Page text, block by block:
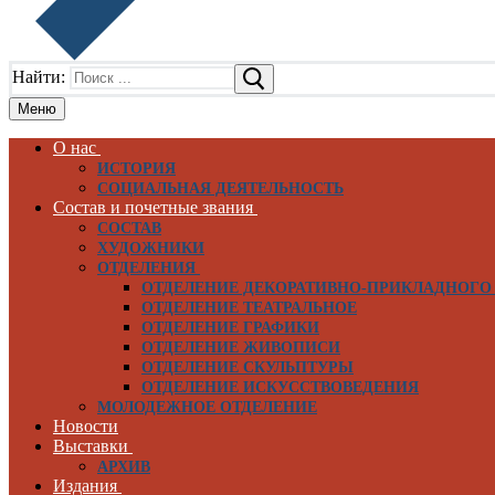
Найти:
Меню
О нас
ИСТОРИЯ
СОЦИАЛЬНАЯ ДЕЯТЕЛЬНОСТЬ
Состав и почетные звания
СОСТАВ
ХУДОЖНИКИ
ОТДЕЛЕНИЯ
ОТДЕЛЕНИЕ ДЕКОРАТИВНО-ПРИКЛАДНОГО
ОТДЕЛЕНИЕ ТЕАТРАЛЬНОЕ
ОТДЕЛЕНИЕ ГРАФИКИ
ОТДЕЛЕНИЕ ЖИВОПИСИ
ОТДЕЛЕНИЕ СКУЛЬПТУРЫ
ОТДЕЛЕНИЕ ИСКУССТВОВЕДЕНИЯ
МОЛОДЕЖНОЕ ОТДЕЛЕНИЕ
Новости
Выставки
АРХИВ
Издания